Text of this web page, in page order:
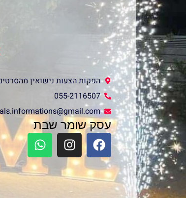
הפקות הצעות נישואין
055-2116507
עסק שומר שבת
F
a
e
I
n
s
t
W
h
a
t